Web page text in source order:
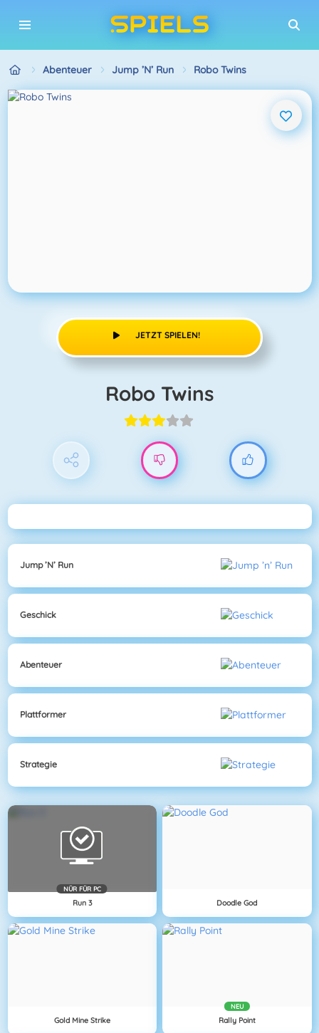
Abenteuer Jump ’n’ Run Robo Twins
JETZT SPIELEN!
Robo Twins
Jump ’n’ Run
Geschick
Abenteuer
Plattformer
Strategie
NÜR FÜR PC
Run 3 Doodle God
Gold Mine Strike
NEU
Rally Point